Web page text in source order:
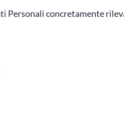
concretamente